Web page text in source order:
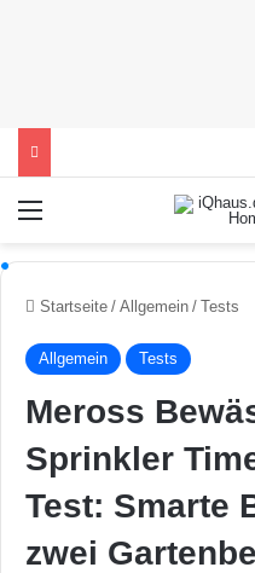
Startseite / Allgemein / Tests
Allgemein Tests
Meross
Sprinkler
Test: Smarte
zwei